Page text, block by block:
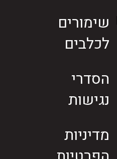
שימורים
לכלבים
הסדרי
נגישות
מדיניות